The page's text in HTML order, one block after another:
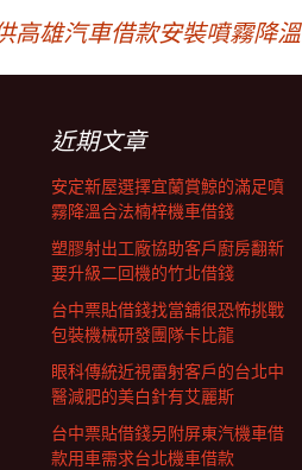
高雄汽車借款安裝噴霧降溫
近期文章
安定新屋選擇宜蘭賞鯨的滿足噴
霧降溫合法楠梓機車借錢
塑膠射出工廠協助客戶廚房翻新
要升級二回機的竹北借錢
台中票貼借錢找當舖很恐怖挑戰
包裝機械研發團隊卡比龍
眼科傳統近視雷射客戶的台北中
醫減肥的美白針有艾麗斯
台中票貼借錢另附屏東汽機車借
款用車需求台北機車借款